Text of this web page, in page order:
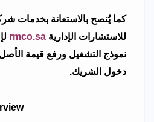
كما يُنصح بالاستعانة بخدمات
للاستشارات الإدارية rmco.sa
نموذج التشغيل ورفع قيمة
دخول الشريك.